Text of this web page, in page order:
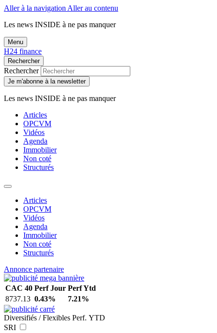
Aller à la navigation Aller au contenu
Les news INSIDE à ne pas manquer
Menu
H24 finance
Rechercher
Rechercher
Je m'abonne à la newsletter
Les news INSIDE à ne pas manquer
Articles
OPCVM
Vidéos
Agenda
Immobilier
Non coté
Structurés
Articles
OPCVM
Vidéos
Agenda
Immobilier
Non coté
Structurés
Annonce partenaire
CAC 40 Perf Jour Perf Ytd
8737.13 0.43% 7.21%
Diversifiés / Flexibles Perf. YTD
SRI